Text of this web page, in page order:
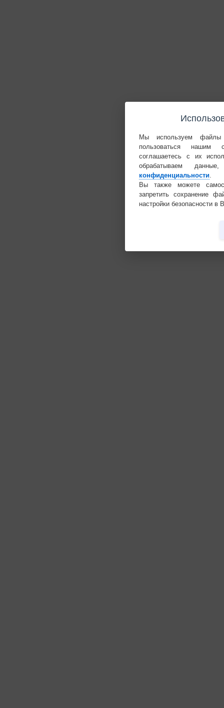
Мы используем
пользоваться нашим
соглашаетесь с их
обрабатываем
конфиденциальности.
Вы также можете
запретить сохранение
настройки безопасности в